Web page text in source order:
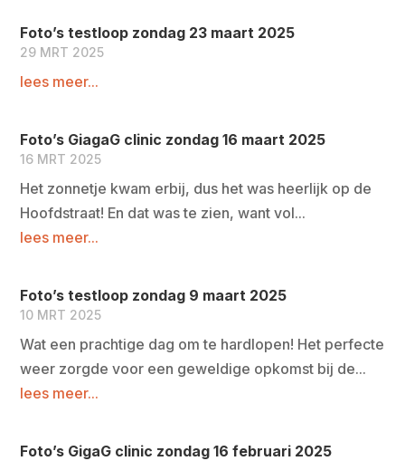
Foto’s testloop zondag 23 maart 2025
29 MRT 2025
lees meer...
Foto’s GiagaG clinic zondag 16 maart 2025
16 MRT 2025
Het zonnetje kwam erbij, dus het was heerlijk op de
Hoofdstraat! En dat was te zien, want vol...
lees meer...
Foto’s testloop zondag 9 maart 2025
10 MRT 2025
Wat een prachtige dag om te hardlopen! Het perfecte
weer zorgde voor een geweldige opkomst bij de...
lees meer...
Foto’s GigaG clinic zondag 16 februari 2025